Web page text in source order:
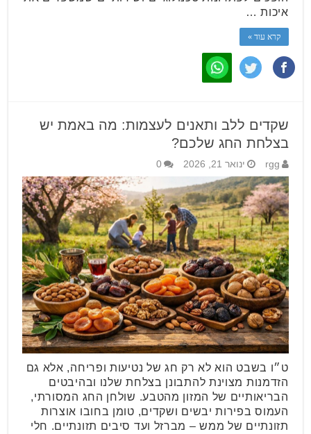
איכות …
קרא עוד »
שקדים ללב ותאנים לעצמות: מה באמת יש
בצלחת החג שלכם?
rgg ינואר 21, 2026 0
ט״ו בשבט הוא לא רק חג של נטיעות ופריחה, אלא גם
הזדמנות מצוינת להתבונן בצלחת שלנו ובהיבטים
הבריאותיים של המזון מהטבע. שולחן החג המסורתי,
העמוס בפירות יבשים ושקדים, טומן בחובו אוצרות
תזונתיים של ממש – מברזל ועד סיבים תזונתיים. חלי